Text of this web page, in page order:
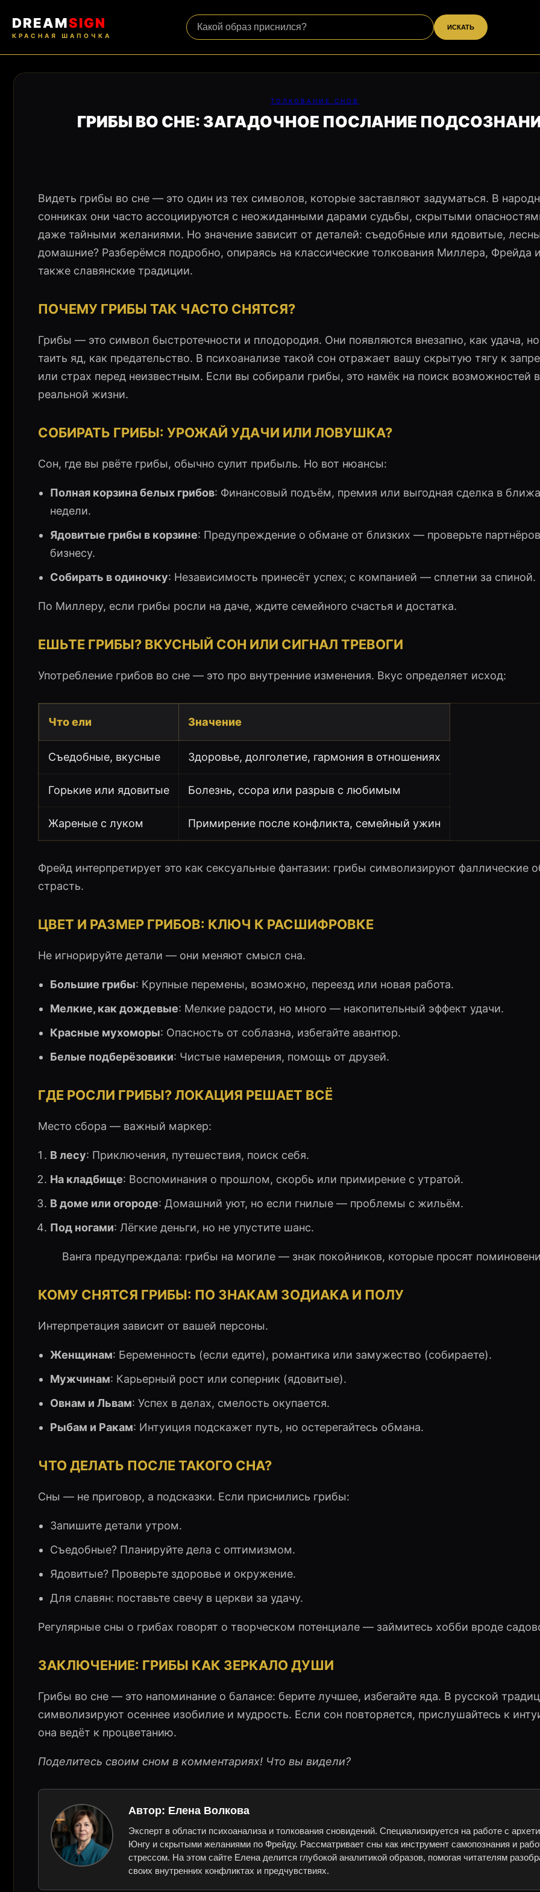
DREAMSIGN
КРАСНАЯ ШАПОЧКА
ИСКАТЬ
ТОЛКОВАНИЕ СНОВ
ГРИБЫ ВО СНЕ: ЗАГАДОЧНОЕ ПОСЛАНИЕ
Видеть грибы во сне — это один из тех символов, которые заставляют задуматься. В
сонниках они часто ассоциируются с неожиданными дарами судьбы, скрытыми
даже тайными желаниями. Но значение зависит от деталей: съедобные или ядовитые,
домашние? Разберёмся подробно, опираясь на классические толкования Миллера, Фрейда
также славянские традиции.
ПОЧЕМУ ГРИБЫ ТАК ЧАСТО СНЯТСЯ?
Грибы — это символ быстротечности и плодородия. Они появляются внезапно, как удача,
таить яд, как предательство. В психоанализе такой сон отражает вашу скрытую тягу к
или страх перед неизвестным. Если вы собирали грибы, это намёк на поиск возможностей в
реальной жизни.
СОБИРАТЬ ГРИБЫ: УРОЖАЙ УДАЧИ ИЛИ ЛОВУШКА?
Сон, где вы рвёте грибы, обычно сулит прибыль. Но вот нюансы:
Полная корзина белых грибов: Финансовый подъём, премия или выгодная сделка в
недели.
Ядовитые грибы в корзине: Предупреждение о обмане от близких — проверьте
бизнесу.
Собирать в одиночку: Независимость принесёт успех; с компанией — сплетни за спиной.
По Миллеру, если грибы росли на даче, ждите семейного счастья и достатка.
ЕШЬТЕ ГРИБЫ? ВКУСНЫЙ СОН ИЛИ СИГНАЛ ТРЕВОГИ
Употребление грибов во сне — это про внутренние изменения. Вкус определяет исход:
Что ели Значение
Съедобные, вкусные Здоровье, долголетие, гармония в отношениях
Горькие или ядовитые Болезнь, ссора или разрыв с любимым
Жареные с луком Примирение после конфликта, семейный ужин
Фрейд интерпретирует это как сексуальные фантазии: грибы символизируют фаллические
страсть.
ЦВЕТ И РАЗМЕР ГРИБОВ: КЛЮЧ К РАСШИФРОВКЕ
Не игнорируйте детали — они меняют смысл сна.
Большие грибы: Крупные перемены, возможно, переезд или новая работа.
Мелкие, как дождевые: Мелкие радости, но много — накопительный эффект удачи.
Красные мухоморы: Опасность от соблазна, избегайте авантюр.
Белые подберёзовики: Чистые намерения, помощь от друзей.
ГДЕ РОСЛИ ГРИБЫ? ЛОКАЦИЯ РЕШАЕТ ВСЁ
Место сбора — важный маркер:
В лесу: Приключения, путешествия, поиск себя.
На кладбище: Воспоминания о прошлом, скорбь или примирение с утратой.
В доме или огороде: Домашний уют, но если гнилые — проблемы с жильём.
Под ногами: Лёгкие деньги, но не упустите шанс.
Ванга предупреждала: грибы на могиле — знак покойников, которые просят
КОМУ СНЯТСЯ ГРИБЫ: ПО ЗНАКАМ ЗОДИАКА И ПОЛУ
Интерпретация зависит от вашей персоны.
Женщинам: Беременность (если едите), романтика или замужество (собираете).
Мужчинам: Карьерный рост или соперник (ядовитые).
Овнам и Львам: Успех в делах, смелость окупается.
Рыбам и Ракам: Интуиция подскажет путь, но остерегайтесь обмана.
ЧТО ДЕЛАТЬ ПОСЛЕ ТАКОГО СНА?
Сны — не приговор, а подсказки. Если приснились грибы:
Запишите детали утром.
Съедобные? Планируйте дела с оптимизмом.
Ядовитые? Проверьте здоровье и окружение.
Для славян: поставьте свечу в церкви за удачу.
Регулярные сны о грибах говорят о творческом потенциале — займитесь хобби вроде
ЗАКЛЮЧЕНИЕ: ГРИБЫ КАК ЗЕРКАЛО ДУШИ
Грибы во сне — это напоминание о балансе: берите лучшее, избегайте яда. В русской
символизируют осеннее изобилие и мудрость. Если сон повторяется, прислушайтесь к
она ведёт к процветанию.
Поделитесь своим сном в комментариях! Что вы видели?
Автор: Елена Волкова
Эксперт в области психоанализа и толкования сновидений. Специализируется на работе с
Юнгу и скрытыми желаниями по Фрейду. Рассматривает сны как инструмент самопознания и
стрессом. На этом сайте Елена делится глубокой аналитикой образов, помогая читателям
своих внутренних конфликтах и предчувствиях.